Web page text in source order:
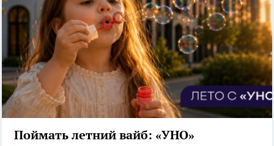
Поймать летний вайб: «УНО»